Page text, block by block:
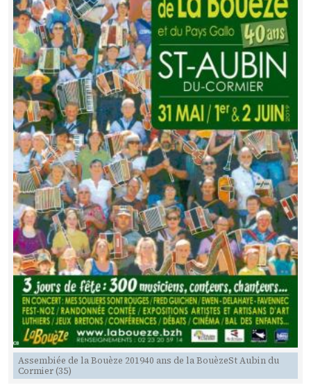
Assembiée de la Bouèze 201940 ans de la BouèzeSt Aubin du
Cormier (35)